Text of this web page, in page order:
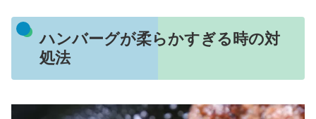
ハンバーグが柔らかすぎる時の対
処法